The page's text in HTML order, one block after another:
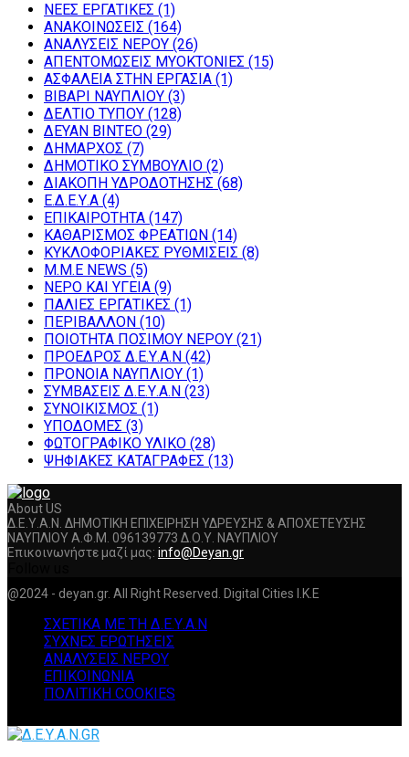
NEEΣ ΕΡΓΑΤΙΚΕΣ (1)
ΑΝΑΚΟΙΝΩΣΕΙΣ (164)
ΑΝΑΛΥΣΕΙΣ ΝΕΡΟΥ (26)
ΑΠΕΝΤΟΜΩΣΕΙΣ ΜΥΟΚΤΟΝΙΕΣ (15)
ΑΣΦΑΛΕΙΑ ΣΤΗΝ ΕΡΓΑΣΙΑ (1)
ΒΙΒΑΡΙ ΝΑΥΠΛΙΟΥ (3)
ΔΕΛΤΙΟ ΤΥΠΟΥ (128)
ΔΕΥΑΝ ΒΙΝΤΕΟ (29)
ΔΗΜΑΡΧΟΣ (7)
ΔΗΜΟΤΙΚΟ ΣΥΜΒΟΥΛΙΟ (2)
ΔΙΑΚΟΠΗ ΥΔΡΟΔΟΤΗΣΗΣ (68)
Ε.Δ.Ε.Υ.Α (4)
ΕΠΙΚΑΙΡΟΤΗΤΑ (147)
ΚΑΘΑΡΙΣΜΟΣ ΦΡΕΑΤΙΩΝ (14)
ΚΥΚΛΟΦΟΡΙΑΚΕΣ ΡΥΘΜΙΣΕΙΣ (8)
Μ.Μ.Ε NEWS (5)
ΝΕΡΟ ΚΑΙ ΥΓΕΙΑ (9)
ΠΑΛΙΕΣ ΕΡΓΑΤΙΚΕΣ (1)
ΠΕΡΙΒΑΛΛΟΝ (10)
ΠΟΙΟΤΗΤΑ ΠΟΣΙΜΟΥ ΝΕΡΟΥ (21)
ΠΡΟΕΔΡΟΣ Δ.Ε.Υ.Α.Ν (42)
ΠΡΟΝΟΙΑ ΝΑΥΠΛΙΟΥ (1)
ΣΥΜΒΑΣΕΙΣ Δ.Ε.Υ.Α.Ν (23)
ΣΥΝΟΙΚΙΣΜΟΣ (1)
ΥΠΟΔΟΜΕΣ (3)
ΦΩΤΟΓΡΑΦΙΚΟ ΥΛΙΚΟ (28)
ΨΗΦΙΑΚΕΣ ΚΑΤΑΓΡΑΦΕΣ (13)
About US
Δ.Ε.Υ.Α.Ν. ΔΗΜΟΤΙΚΗ ΕΠΙΧΕΙΡΗΣΗ ΥΔΡΕΥΣΗΣ & ΑΠΟΧΕΤΕΥΣΗΣ
ΝΑΥΠΛΙΟΥ Α.Φ.Μ. 096139773 Δ.Ο.Υ. ΝΑΥΠΛΙΟΥ
Επικοινωνήστε μαζί μας: info@Deyan.gr
Facebook
Twitter
Instagram
Youtube
@2024 - deyan.gr. All Right Reserved. Digital Cities I.K.E
ΣΧΕΤΙΚΑ ΜΕ ΤΗ Δ.Ε.Υ.Α.Ν
ΣΥΧΝΕΣ ΕΡΩΤΗΣΕΙΣ
ΑΝΑΛΥΣΕΙΣ ΝΕΡΟΥ
ΕΠΙΚΟΙΝΩΝΙΑ
ΠΟΛΙΤΙΚΗ COOKIES